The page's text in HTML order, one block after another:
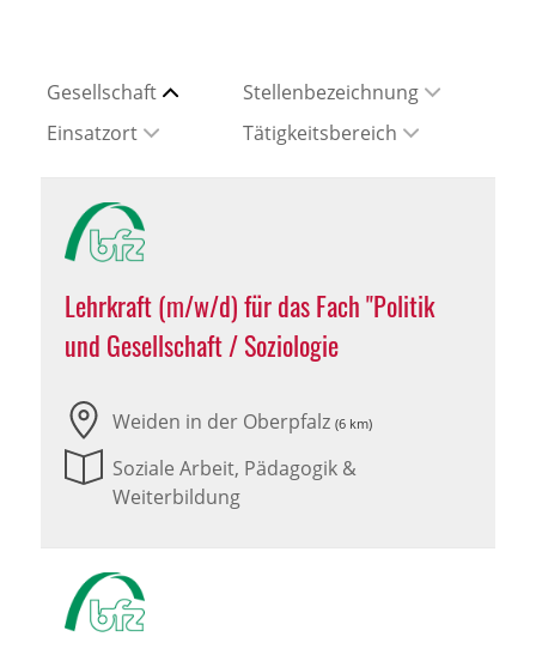
Gesellschaft
Stellenbezeichnung
Einsatzort
Tätigkeitsbereich
Lehrkraft (m/w/d) für das Fach "Politik
und Gesellschaft / Soziologie
Weiden in der Oberpfalz (6 km)
Soziale Arbeit, Pädagogik &
Weiterbildung